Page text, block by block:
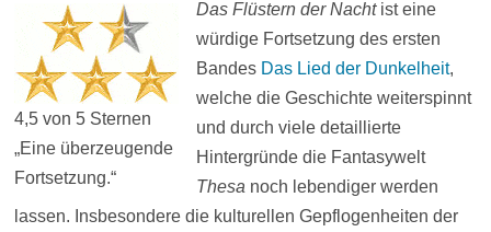
4,5 von 5 Sternen
„Eine überzeugende
Fortsetzung.“
Das Flüstern der Nachtist eine
würdige Fortsetzung des ersten
Bandes Das Lied der Dunkelheit,
welche die Geschichte weiterspinnt
und durch viele detaillierte
Hintergründe die Fantasywelt
Thesa noch lebendiger werden
lassen. Insbesondere die kulturellen Gepflogenheiten der